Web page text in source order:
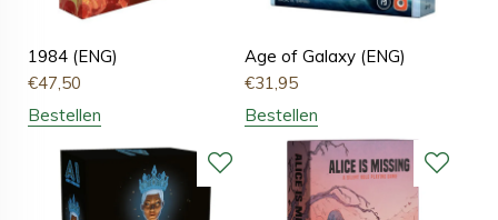
1984 (ENG)
€47,50
Bestellen
Age of Galaxy (ENG)
€31,95
Bestellen